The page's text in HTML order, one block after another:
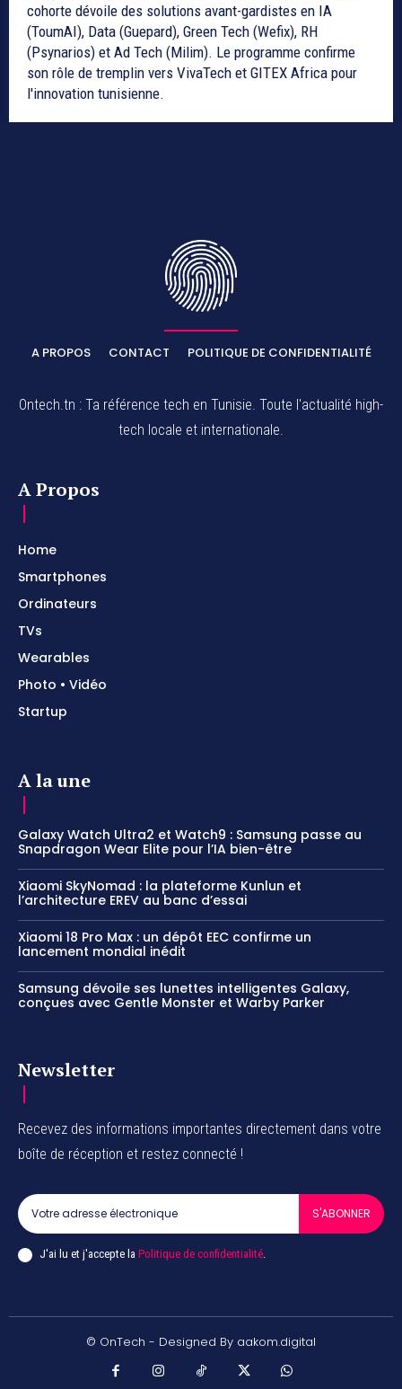
cohorte dévoile des solutions avant-gardistes en IA
(ToumAI), Data (Guepard), Green Tech (Wefix), RH
(Psynarios) et Ad Tech (Milim). Le programme confirme
son rôle de tremplin vers VivaTech et GITEX Africa pour
l'innovation tunisienne.
A PROPOS CONTACT POLITIQUE DE CONFIDENTIALITÉ
Ontech.tn : Ta référence tech en Tunisie. Toute l'actualité high-
tech locale et internationale.
A Propos
Home
Smartphones
Ordinateurs
TVs
Wearables
Photo • Vidéo
Startup
A la une
Galaxy Watch Ultra2 et Watch9 : Samsung passe au
Snapdragon Wear Elite pour l’IA bien-être
Xiaomi SkyNomad : la plateforme Kunlun et
l’architecture EREV au banc d’essai
Xiaomi 18 Pro Max : un dépôt EEC confirme un
lancement mondial inédit
Samsung dévoile ses lunettes intelligentes Galaxy,
conçues avec Gentle Monster et Warby Parker
Newsletter
Recevez des informations importantes directement dans votre
boîte de réception et restez connecté !
S'ABONNER
J'ai lu et j'accepte la Politique de confidentialité.
© OnTech - Designed By aakom.digital